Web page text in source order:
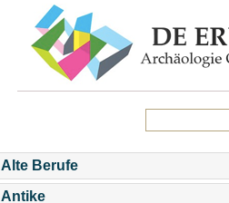
Alte Berufe
Antike